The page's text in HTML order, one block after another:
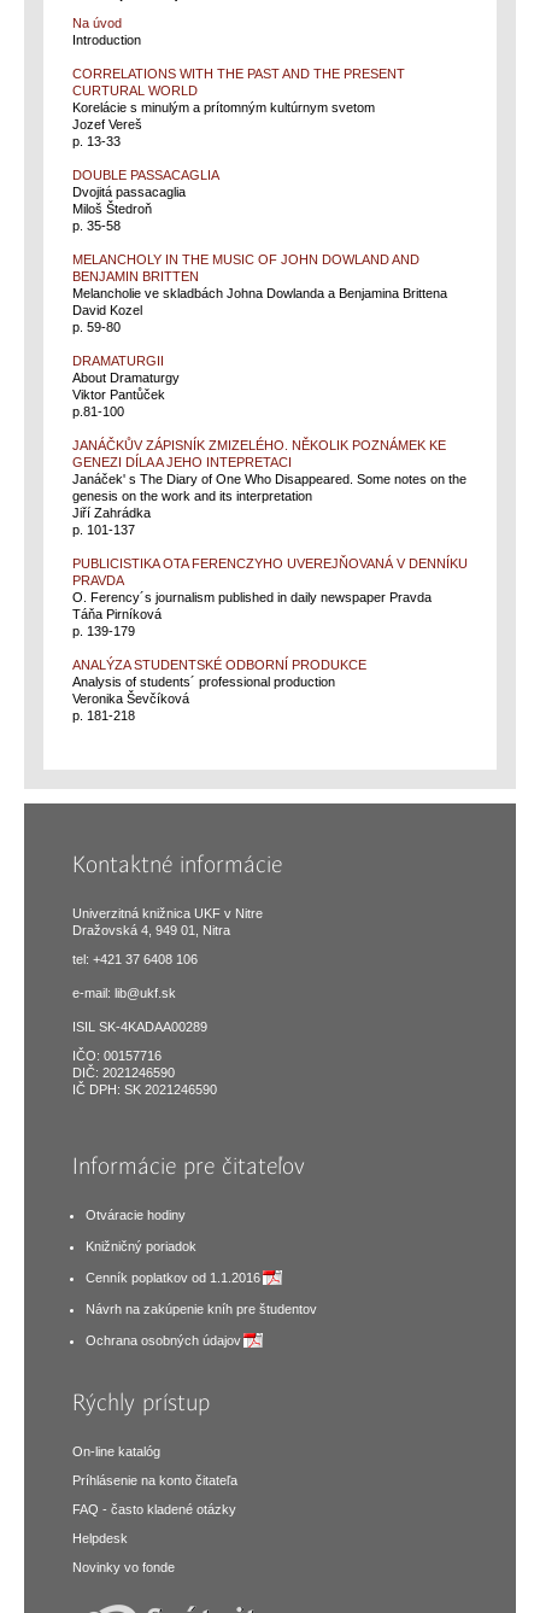
Na úvod
Introduction
CORRELATIONS WITH THE PAST AND THE PRESENT
CURTURAL WORLD
Korelácie s minulým a prítomným kultúrnym svetom
Jozef Vereš
p. 13-33
DOUBLE PASSACAGLIA
Dvojitá passacaglia
Miloš Štedroň
p. 35-58
MELANCHOLY IN THE MUSIC OF JOHN DOWLAND AND
BENJAMIN BRITTEN
Melancholie ve skladbách Johna Dowlanda a Benjamina Brittena
David Kozel
p. 59-80
DRAMATURGII
About Dramaturgy
Viktor Pantůček
p.81-100
JANÁČKŮV ZÁPISNÍK ZMIZELÉHO. NĚKOLIK POZNÁMEK KE
GENEZI DÍLA A JEHO INTEPRETACI
Janáčekʹ s The Diary of One Who Disappeared. Some notes on the
genesis on the work and its interpretation
Jiří Zahrádka
p. 101-137
PUBLICISTIKA OTA FERENCZYHO UVEREJŇOVANÁ V DENNÍKU
PRAVDA
O. Ferency´s journalism published in daily newspaper Pravda
Táňa Pirníková
p. 139-179
ANALÝZA STUDENTSKÉ ODBORNÍ PRODUKCE
Analysis of students´ professional production
Veronika Ševčíková
p. 181-218
Kontaktné informácie
Univerzitná knižnica UKF v Nitre
Dražovská 4, 949 01, Nitra
tel: +421 37 6408 106
e-mail: lib@ukf.sk
ISIL SK-4KADAA00289
IČO: 00157716
DIČ: 2021246590
IČ DPH: SK 2021246590
Informácie pre čitateľov
Otváracie hodiny
Knižničný poriadok
Cenník poplatkov od 1.1.2016
Návrh na zakúpenie kníh pre študentov
Ochrana osobných údajov
Rýchly prístup
On-line katalóg
Príhlásenie na konto čitateľa
FAQ - často kladené otázky
Helpdesk
Novinky vo fonde